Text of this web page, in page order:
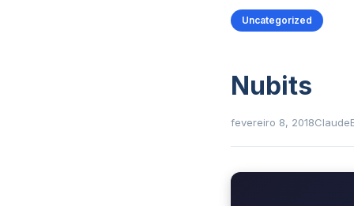
Uncategorized
Nubits
fevereiro 8, 2018